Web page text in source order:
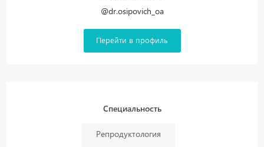
@dr.osipovich_oa
Перейти в профиль
Специальность
Репродуктология